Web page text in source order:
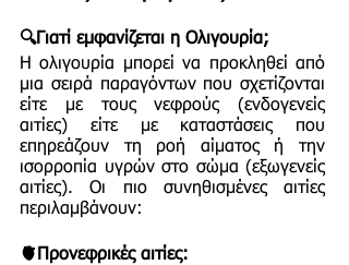
🔍Γιατί εμφανίζεται η Ολιγουρία;
Η ολιγουρία μπορεί να προκληθεί από
μια σειρά παραγόντων που σχετίζονται
είτε με τους νεφρούς (ενδογενείς
αιτίες) είτε με καταστάσεις που
επηρεάζουν τη ροή αίματος ή την
ισορροπία υγρών στο σώμα (εξωγενείς
αιτίες). Οι πιο συνηθισμένες αιτίες
περιλαμβάνουν:
🫀Προνεφρικές αιτίες: